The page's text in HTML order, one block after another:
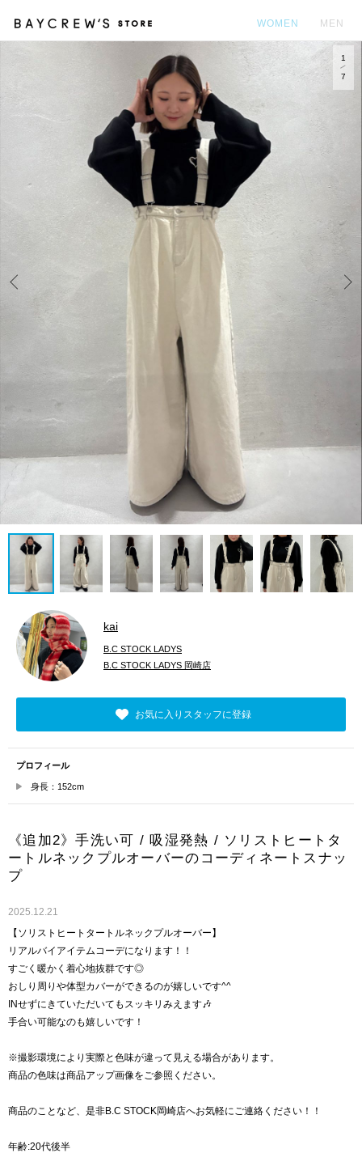
WOMEN MEN
1
7
kai
B.C STOCK LADYS
B.C STOCK LADYS 岡崎店
お気に入りスタッフに登録
プロフィール
身長：152cm
《追加2》手洗い可 / 吸湿発熱 / ソリストヒートタ
ートルネックプルオーバーのコーディネートスナッ
プ
2025.12.21
【ソリストヒートタートルネックプルオーバー】
リアルバイアイテムコーデになります！！
すごく暖かく着心地抜群です◎
おしり周りや体型カバーができるのが嬉しいです^^
INせずにきていただいてもスッキリみえます🎶
手合い可能なのも嬉しいです！
※撮影環境により実際と色味が違って見える場合があります。
商品の色味は商品アップ画像をご参照ください。
商品のことなど、是非B.C STOCK岡崎店へお気軽にご連絡ください！！
年齢:20代後半